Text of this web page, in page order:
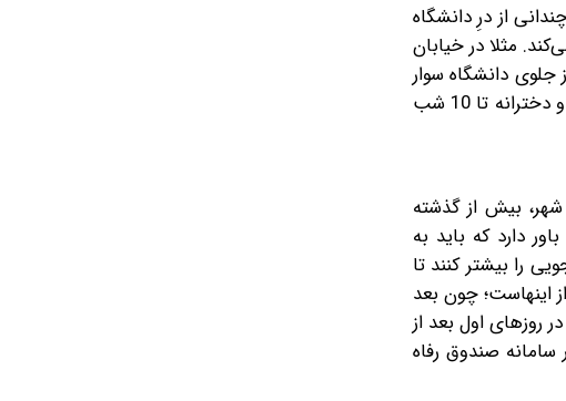
از درِ دانشگاه
مثلا در خیابان
جلوی دانشگاه سوار
می‌کند، ساعت شش بعداز‌ظهر است و معمولا کلاس‌ها ‌ساعت 7:30 تمام می‌شود. از آن طرف خوابگاه پسرانه تا 12 شب و دخترانه تا 10 شب
بیش از گذشته
دارد که باید به
را بیشتر کنند تا
اینها‌ست؛ چون بعد
روزهای اول بعد از
صندوق رفاه